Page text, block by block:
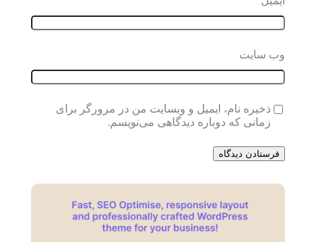
وب‌ سایت
ذخیره نام، ایمیل و وبسایت من در مرورگر برای
زمانی که دوباره دیدگاهی می‌نویسم.